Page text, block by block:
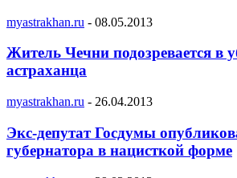
myastrakhan.ru - 08.05.2013
Житель Чечни подозревается в
астраханца
myastrakhan.ru - 26.04.2013
Экс-депутат Госдумы
губернатора в нацисткой форме